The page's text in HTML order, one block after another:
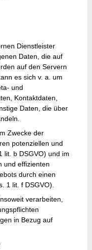
Dienstleister
Daten, die auf
auf den Servern
es sich v. a. um
und
Kontaktdaten,
Daten, die über
Zwecke der
potenziellen und
lit. b DSGVO) und im
und effizienten
durch einen
1 lit. f DSGVO).
verarbeiten,
in Bezug auf